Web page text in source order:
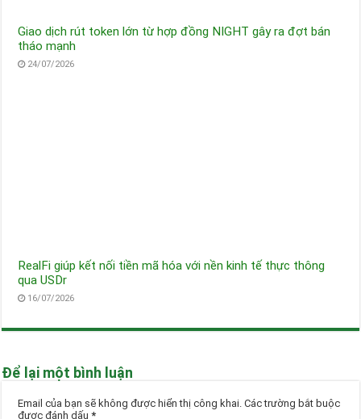
Giao dịch rút token lớn từ hợp đồng NIGHT gây ra đợt bán
tháo mạnh
24/07/2026
RealFi giúp kết nối tiền mã hóa với nền kinh tế thực thông
qua USDr
16/07/2026
Để lại một bình luận
Email của bạn sẽ không được hiển thị công khai. Các trường bắt buộc
được đánh dấu*